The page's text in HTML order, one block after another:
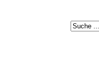
Suchen